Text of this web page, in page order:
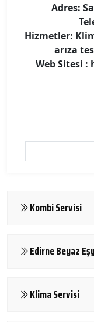
Adres:
Hizmetler:
arıza
Web Sitesi
Kombi Servisi
Edirne Beyaz
Klima Servisi